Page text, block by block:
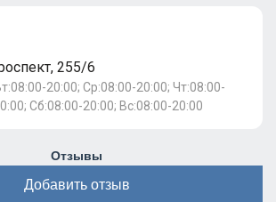
255/6
20:00; Ср:08:00-20:00; Чт:08:00-
Сб:08:00-20:00; Вс:08:00-20:00
Отзывы
Добавить отзыв